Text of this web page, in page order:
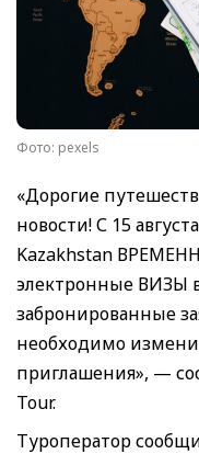
Фото: pexels
«Дорогие
новости! С 15
Kazakhstan
электронные ВИЗЫ
забронированные
необходимо
приглашения», —
Tour.
Туроператор